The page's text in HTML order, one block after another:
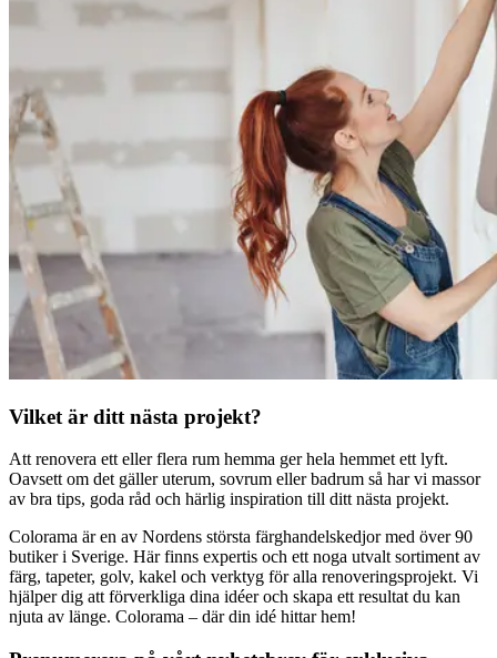
Vilket är ditt nästa projekt?
Att renovera ett eller flera rum hemma ger hela hemmet ett lyft.
Oavsett om det gäller uterum, sovrum eller badrum så har vi massor
av bra tips, goda råd och härlig inspiration till ditt nästa projekt.
Colorama är en av Nordens största färghandelskedjor med över 90
butiker i Sverige. Här finns expertis och ett noga utvalt sortiment av
färg, tapeter, golv, kakel och verktyg för alla renoveringsprojekt. Vi
hjälper dig att förverkliga dina idéer och skapa ett resultat du kan
njuta av länge. Colorama – där din idé hittar hem!